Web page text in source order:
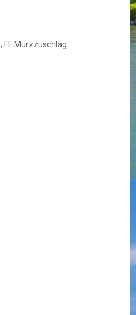
FF Mürzzuschlag